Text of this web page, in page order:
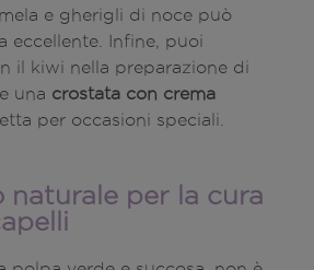
mela e gherigli di noce può
eccellente. Infine, puoi
il kiwi nella preparazione di
una crostata con crema
per occasioni speciali.
naturale per la cura